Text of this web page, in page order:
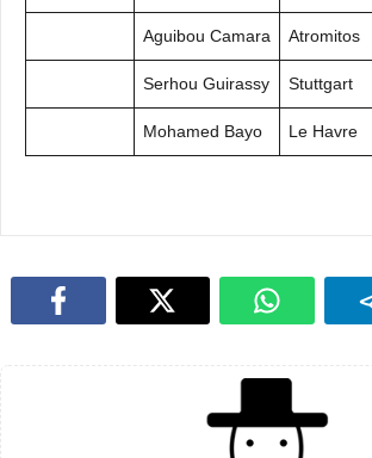
Aguibou Camara Atromitos
Serhou Guirassy Stuttgart
Mohamed Bayo Le Havre